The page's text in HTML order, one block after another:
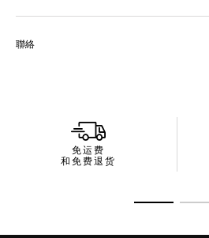
聯絡
免运费
和免费退货